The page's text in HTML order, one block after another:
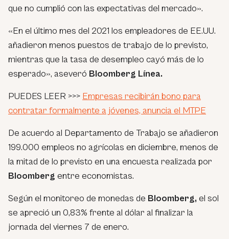
que no cumplió con las expectativas del mercado».
«En el último mes del 2021 los empleadores de EE.UU.
añadieron menos puestos de trabajo de lo previsto,
mientras que la tasa de desempleo cayó más de lo
esperado», aseveró Bloomberg Línea.
PUEDES LEER >>> Empresas recibirán bono para
contratar formalmente a jóvenes, anuncia el MTPE
De acuerdo al Departamento de Trabajo se añadieron
199.000 empleos no agrícolas en diciembre, menos de
la mitad de lo previsto en una encuesta realizada por
Bloomberg entre economistas.
Según el monitoreo de monedas de Bloomberg, el sol
se apreció un 0,83% frente al dólar al finalizar la
jornada del viernes 7 de enero.